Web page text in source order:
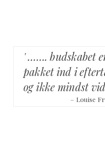
' ……. budskabet
pakket ind i
og ikke mindst
– Louise